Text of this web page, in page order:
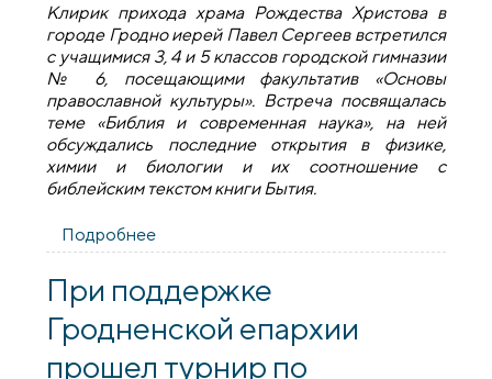
Клирик прихода храма Рождества Христова в
городе Гродно иерей Павел Сергеев встретился
с учащимися 3, 4 и 5 классов городской гимназии
№ 6, посещающими факультатив «Основы
православной культуры». Встреча посвящалась
теме «Библия и современная наука», на ней
обсуждались последние открытия в физике,
химии и биологии и их соотношение с
библейским текстом книги Бытия.
Подробнее
беседа «Библия и современная наука»
При поддержке
Гродненской епархии
прошел турнир по